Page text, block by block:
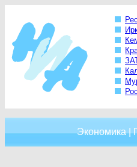
Экономика|